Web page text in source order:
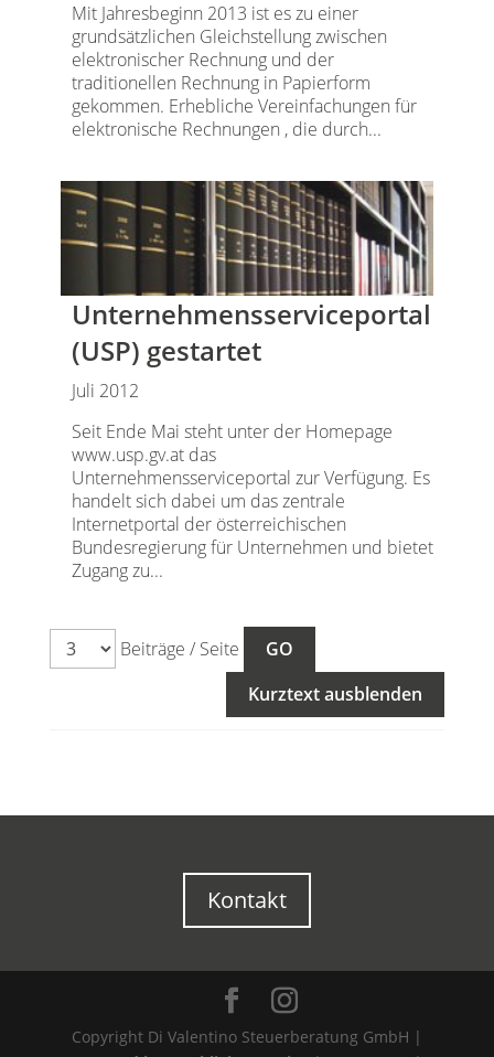
Mit Jahresbeginn 2013 ist es zu einer
grundsätzlichen Gleichstellung zwischen
elektronischer Rechnung und der
traditionellen Rechnung in Papierform
gekommen. Erhebliche Vereinfachungen für
elektronische Rechnungen , die durch...
Unternehmensserviceportal
(USP) gestartet
Juli 2012
Seit Ende Mai steht unter der Homepage
www.usp.gv.at das
Unternehmensserviceportal zur Verfügung. Es
handelt sich dabei um das zentrale
Internetportal der österreichischen
Bundesregierung für Unternehmen und bietet
Zugang zu...
Beiträge / Seite
Kurztext ausblenden
Kontakt
Copyright Di Valentino Steuerberatung GmbH |